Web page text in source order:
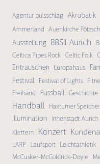
Agentur pulsschlag Akrobatik
Ammerland Auenkirche
Ausstellung BBS1 Aurich
Celtica Pipes Rock Celtic Folk
Entrauschen
Europahaus
Festival Festival of Lights
Freihand Fussball Geschichte
Handball Haxtumer Speicher
Illumination Innenstadt Aurich
Klettern
Konzert
LARP Laufsport Leichtathletik
McCusker-McGoldrick-Doyle